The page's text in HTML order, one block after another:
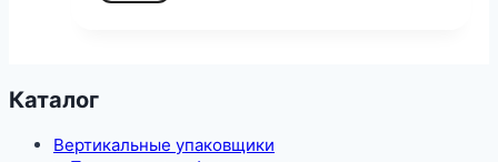
Каталог
Вертикальные упаковщики